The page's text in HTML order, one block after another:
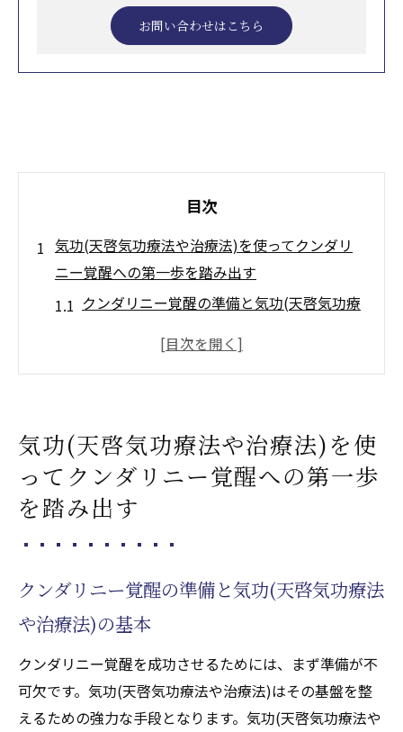
お問い合わせはこちら
目次
気功(天啓気功療法や治療法)を使ってクンダリ
ニー覚醒への第一歩を踏み出す
クンダリニー覚醒の準備と気功(天啓気功療
気功(天啓気功療法や治療法)の基礎動作とク
功療法や治療法)の役割
クンダリニー覚醒のための初めての気功(天
啓気功療法や治療法)練習
クンダリニー覚醒を促す気功(天啓気功療法
や治療法)の選び方
法)にあり瞑想と深呼吸で導く
チャクラと気功(天啓気功療法や治療法)の相
気功(天啓気功療法や治療法)を使
ってクンダリニー覚醒への第一歩
を踏み出す
クンダリニー覚醒の準備と気功(天啓気功療法
や治療法)の基本
クンダリニー覚醒を成功させるためには、まず準備が不
可欠です。気功(天啓気功療法や治療法)はその基盤を整
えるための強力な手段となります。気功(天啓気功療法や